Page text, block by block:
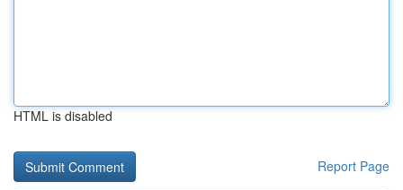
HTML is disabled
Report Page